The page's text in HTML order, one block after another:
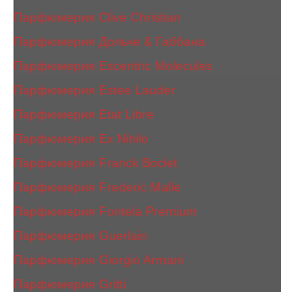
Парфюмерия Clive Christian
Парфюмерия Дольче & Габбана
Парфюмерия Escentric Molecules
Парфюмерия Estee Lаudеr
Парфюмерия Etat Libre
Парфюмерия Ex Nihilo
Парфюмерия Franck Boclet
Парфюмерия Frеderic Mаlle
Парфюмерия Fontela Premium
Парфюмерия Guerlain
Парфюмерия Giorgio Armani
Парфюмерия Gritti